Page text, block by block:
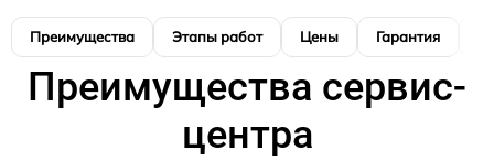
Преимущества Этапы работ Цены Гарантия
Преимущества сервис-
центра